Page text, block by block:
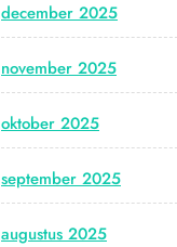
december 2025
november 2025
oktober 2025
september 2025
augustus 2025